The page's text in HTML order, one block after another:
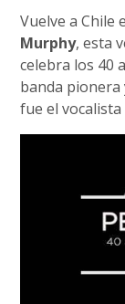
Vuelve a Chile
Murphy, esta
celebra los 40
banda pionera
fue el